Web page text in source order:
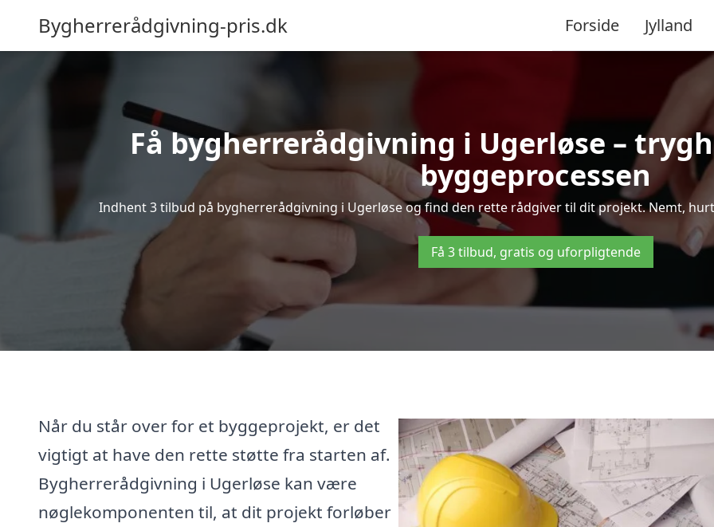
Bygherrerådgivning-pris.dk Forside Jylland
Få bygherrerådgivning i Ugerløse –
byggeprocessen
Indhent 3 tilbud på bygherrerådgivning i Ugerløse og find den rette rådgiver til dit projekt. Nemt,
Få 3 tilbud, gratis og uforpligtende
Når du står over for et byggeprojekt, er det
vigtigt at have den rette støtte fra starten af.
Bygherrerådgivning i Ugerløse kan være
nøglekomponenten til, at dit projekt forløber